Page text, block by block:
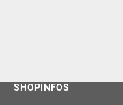
SHOPINFOS